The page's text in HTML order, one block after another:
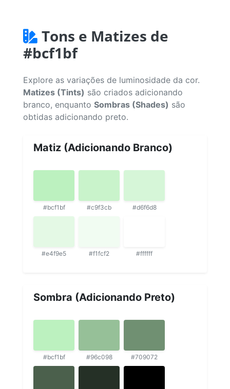
Tons e Matizes de
#bcf1bf
Explore as variações de luminosidade da cor.
Matizes (Tints) são criados adicionando
branco, enquanto Sombras (Shades) são
obtidas adicionando preto.
Matiz (Adicionando Branco)
#bcf1bf #c9f3cb #d6f6d8
#e4f9e5 #f1fcf2 #ffffff
Sombra (Adicionando Preto)
#bcf1bf #96c098 #709072